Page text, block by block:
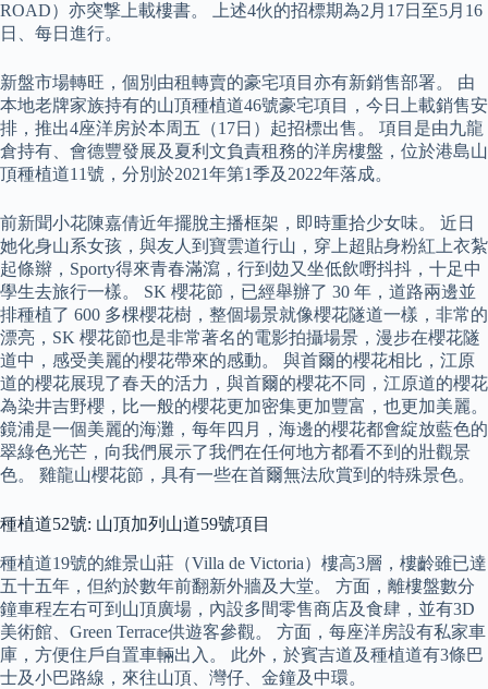
ROAD）亦突撃上載樓書。 上述4伙的招標期為2月17日至5月16
日、每日進行。
新盤市場轉旺，個別由租轉賣的豪宅項目亦有新銷售部署。 由
本地老牌家族持有的山頂種植道46號豪宅項目，今日上載銷售安
排，推出4座洋房於本周五（17日）起招標出售。 項目是由九龍
倉持有、會德豐發展及夏利文負責租務的洋房樓盤，位於港島山
頂種植道11號，分別於2021年第1季及2022年落成。
前新聞小花陳嘉倩近年擺脫主播框架，即時重拾少女味。 近日
她化身山系女孩，與友人到寶雲道行山，穿上超貼身粉紅上衣紮
起條辮，Sporty得來青春滿瀉，行到攰又坐低飲嘢抖抖，十足中
學生去旅行一樣。 SK 櫻花節，已經舉辦了 30 年，道路兩邊並
排種植了 600 多棵櫻花樹，整個場景就像櫻花隧道一樣，非常的
漂亮，SK 櫻花節也是非常著名的電影拍攝場景，漫步在櫻花隧
道中，感受美麗的櫻花帶來的感動。 與首爾的櫻花相比，江原
道的櫻花展現了春天的活力，與首爾的櫻花不同，江原道的櫻花
為染井吉野櫻，比一般的櫻花更加密集更加豐富，也更加美麗。
鏡浦是一個美麗的海灘，每年四月，海邊的櫻花都會綻放藍色的
翠綠色光芒，向我們展示了我們在任何地方都看不到的壯觀景
色。 雞龍山櫻花節，具有一些在首爾無法欣賞到的特殊景色。
種植道52號: 山頂加列山道59號項目
種植道19號的維景山莊（Villa de Victoria）樓高3層，樓齡雖已達
五十五年，但約於數年前翻新外牆及大堂。 方面，離樓盤數分
鐘車程左右可到山頂廣場，內設多間零售商店及食肆，並有3D
美術館、Green Terrace供遊客參觀。 方面，每座洋房設有私家車
庫，方便住戶自置車輛出入。 此外，於賓吉道及種植道有3條巴
士及小巴路線，來往山頂、灣仔、金鐘及中環。